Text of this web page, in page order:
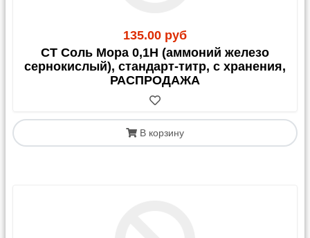
135.00 руб
СТ Соль Мора 0,1Н (аммоний железо
сернокислый), стандарт-титр, с хранения,
РАСПРОДАЖА
В корзину